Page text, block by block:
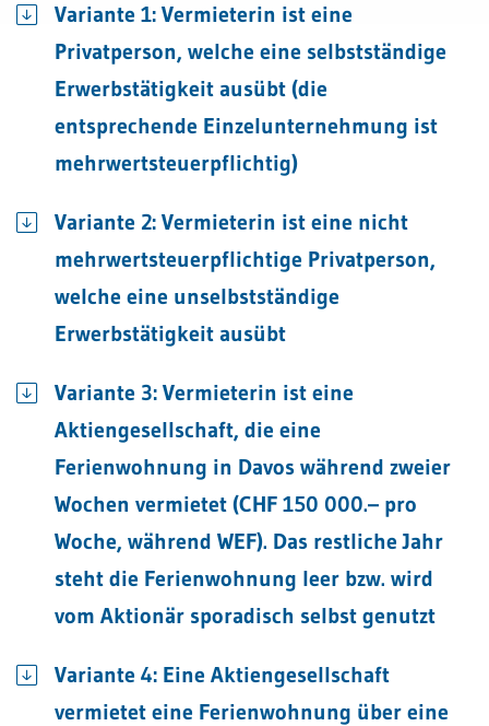
Variante 1: Vermieterin ist eine
Privatperson, welche eine selbstständige
Erwerbstätigkeit ausübt (die
entsprechende Einzelunternehmung ist
mehrwertsteuerpflichtig)
Variante 2: Vermieterin ist eine nicht
mehrwertsteuerpflichtige Privatperson,
welche eine unselbstständige
Erwerbstätigkeit ausübt
Variante 3: Vermieterin ist eine
Aktiengesellschaft, die eine
Ferienwohnung in Davos während zweier
Wochen vermietet (CHF 150 000.– pro
Woche, während WEF). Das restliche Jahr
steht die Ferienwohnung leer bzw. wird
vom Aktionär sporadisch selbst genutzt
Variante 4: Eine Aktiengesellschaft
vermietet eine Ferienwohnung über eine